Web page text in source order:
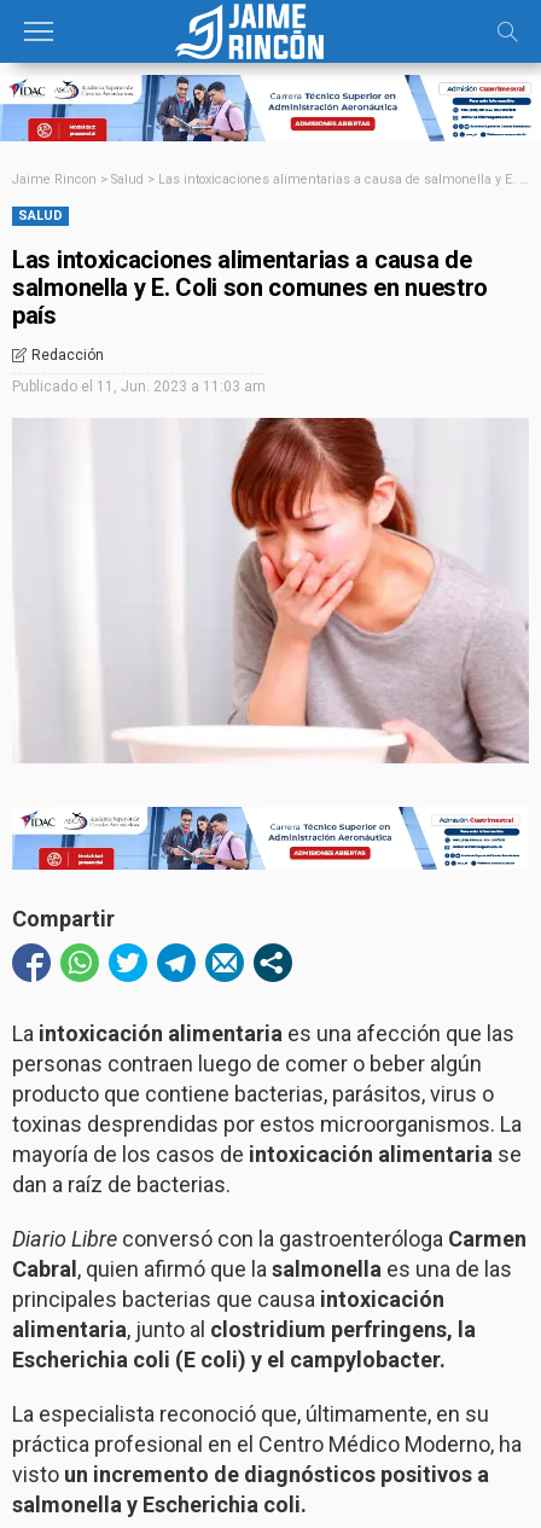
Jaime Rincon > Salud > Las intoxicaciones alimentarias a causa de salmonella y E. Coli son comunes en nuestro país
SALUD
Las intoxicaciones alimentarias a causa de
salmonella y E. Coli son comunes en nuestro
país
Redacción
Publicado el 11, Jun. 2023 a 11:03 am
Compartir
La intoxicación alimentaria es una afección que las
personas contraen luego de comer o beber algún
producto que contiene bacterias, parásitos, virus o
toxinas desprendidas por estos microorganismos. La
mayoría de los casos de intoxicación alimentaria se
dan a raíz de bacterias.
Diario Libre conversó con la gastroenteróloga Carmen
Cabral , quien afirmó que lasalmonella es una de las
principales bacterias que causa intoxicación
alimentaria, junto al clostridium perfringens, la
Escherichia coli (E coli) y el campylobacter.
La especialista reconoció que, últimamente, en su
práctica profesional en el Centro Médico Moderno, ha
visto un incremento de diagnósticos positivos a
salmonella y Escherichia coli.